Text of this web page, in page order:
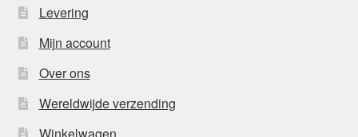
Levering
Mijn account
Over ons
Wereldwijde verzending
Winkelwagen